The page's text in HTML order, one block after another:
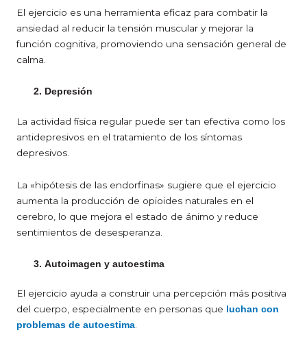
El ejercicio es una herramienta eficaz para combatir la
ansiedad al reducir la tensión muscular y mejorar la
función cognitiva, promoviendo una sensación general de
calma.
Depresión
La actividad física regular puede ser tan efectiva como los
antidepresivos en el tratamiento de los síntomas
depresivos.
La «hipótesis de las endorfinas» sugiere que el ejercicio
aumenta la producción de opioides naturales en el
cerebro, lo que mejora el estado de ánimo y reduce
sentimientos de desesperanza.
Autoimagen y autoestima
El ejercicio ayuda a construir una percepción más positiva
del cuerpo, especialmente en personas que luchan con
problemas de autoestima